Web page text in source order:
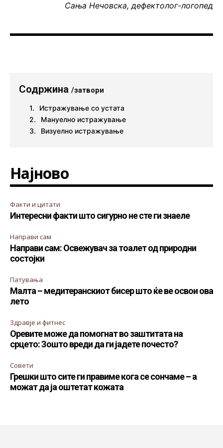
Сања Нечовска, дефектолог-логопед
Содржина /затвори
Истражување со устата
Мануелно истражување
Визуелно истражување
Најново
Факти и цитати
Интересни факти што сигурно не сте ги знаеле
Направи сам
Направи сам: Освежувач за тоалет од природни
состојки
Патувања
Малта – медитеранскиот бисер што ќе ве освои ова
лето
Здравје и фитнес
Оревите може да помогнат во заштитата на
срцето: Зошто вреди да ги јадете почесто?
Совети
Грешки што сите ги правиме кога се сончаме – а
можат да ја оштетат кожата